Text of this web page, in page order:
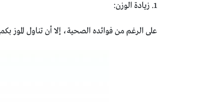
1. زيادة الوزن:
على الرغم من فوائده الصحية، إلا أن تناول